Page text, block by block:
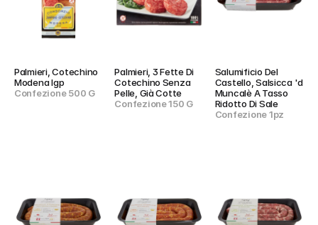
Palmieri, Cotechino
Modena Igp
Confezione 500 G
Palmieri, 3 Fette Di
Cotechino Senza
Pelle, Già Cotte
Confezione 150 G
Salumificio Del
Castello, Salsicca 'd
Muncalè A Tasso
Ridotto Di Sale
Confezione 1pz